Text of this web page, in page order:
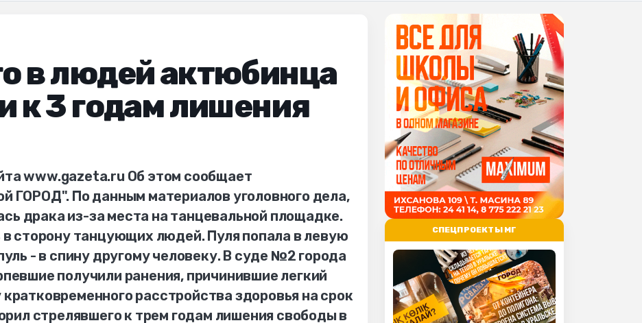
в людей актюбинца
к 3 годам лишения
www.gazeta.ru Об этом сообщает
ГОРОД". По данным материалов уголовного дела,
драка из-за места на танцевальной площадке.
в сторону танцующих людей. Пуля попала в левую
- в спину другому человеку. В суде №2 города
получили ранения, причинившие легкий
расстройства здоровья на срок
стрелявшего к трем годам лишения свободы в
СПЕЦПРОЕКТЫ МГ